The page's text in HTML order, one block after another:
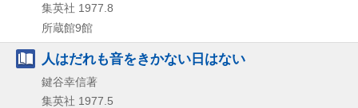
集英社 1977.8
所蔵館9館
人はだれも音をきかない日はない
鍵谷幸信著
集英社 1977.5